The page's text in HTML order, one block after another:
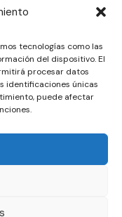
tecnologías como las
del dispositivo. El
procesar datos
identificaciones únicas
puede afectar